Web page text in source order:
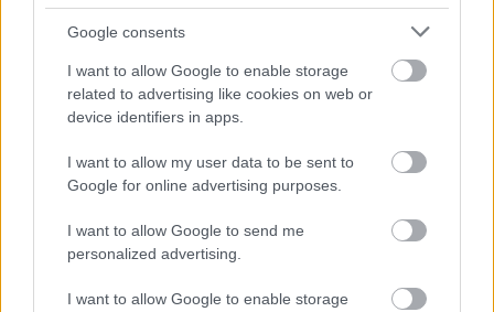
Google consents
I want to allow Google to enable storage
related to advertising like cookies on web or
device identifiers in apps.
I want to allow my user data to be sent to
Google for online advertising purposes.
I want to allow Google to send me
personalized advertising.
I want to allow Google to enable storage
iskoláját
Látványos építési szakasz indult be a
HÍRLEVÉL